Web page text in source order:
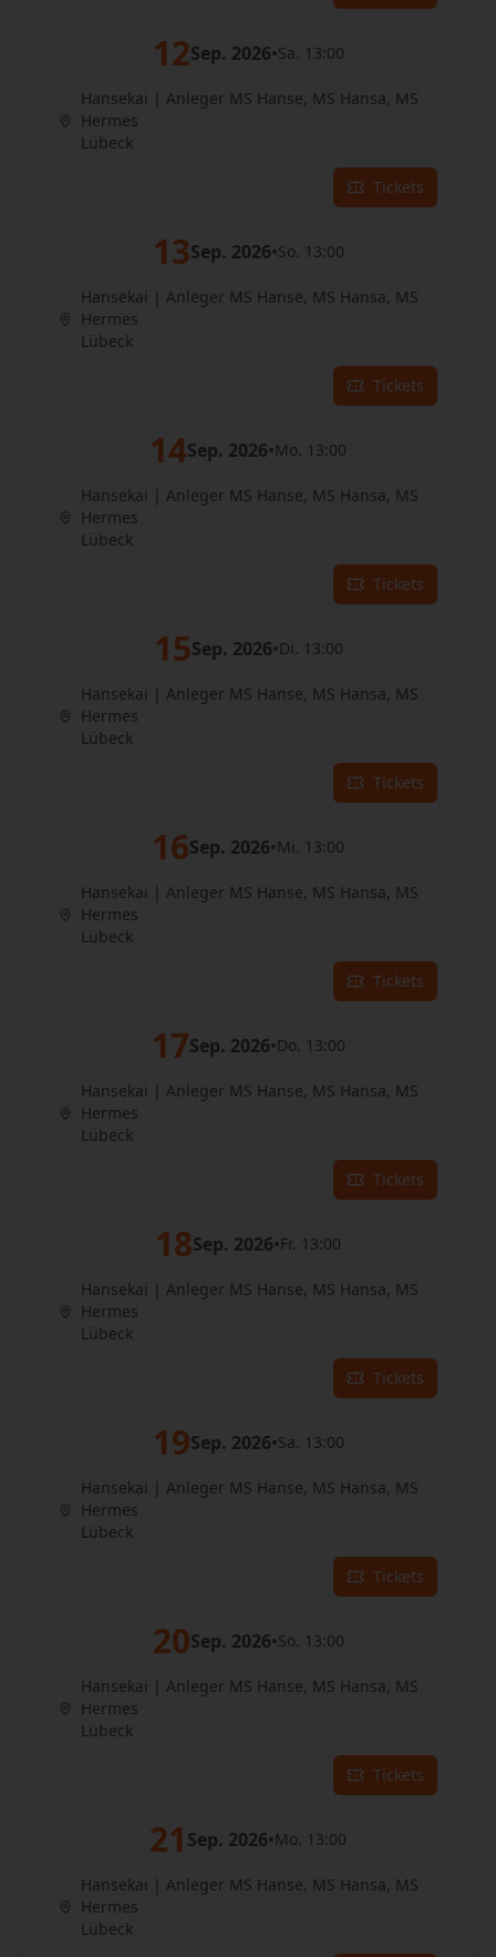
12Sep. 2026•Sa. 13:00
Hansekai | Anleger MS Hanse, MS Hansa, MS
Hermes
Lübeck
Tickets
13Sep. 2026•So. 13:00
Hansekai | Anleger MS Hanse, MS Hansa, MS
Hermes
Lübeck
Tickets
14Sep. 2026•Mo. 13:00
Hansekai | Anleger MS Hanse, MS Hansa, MS
Hermes
Lübeck
Tickets
15Sep. 2026•Di. 13:00
Hansekai | Anleger MS Hanse, MS Hansa, MS
Hermes
Lübeck
Tickets
16Sep. 2026•Mi. 13:00
Hansekai | Anleger MS Hanse, MS Hansa, MS
Hermes
Lübeck
Tickets
17Sep. 2026•Do. 13:00
Hansekai | Anleger MS Hanse, MS Hansa, MS
Hermes
Lübeck
Tickets
18Sep. 2026•Fr. 13:00
Hansekai | Anleger MS Hanse, MS Hansa, MS
Hermes
Lübeck
Tickets
19Sep. 2026•Sa. 13:00
Hansekai | Anleger MS Hanse, MS Hansa, MS
Hermes
Lübeck
Tickets
20Sep. 2026•So. 13:00
Hansekai | Anleger MS Hanse, MS Hansa, MS
Hermes
Lübeck
Tickets
21 Sep. 2026•Mo. 13:00
Hansekai | Anleger MS Hanse, MS Hansa, MS
Hermes
Lübeck